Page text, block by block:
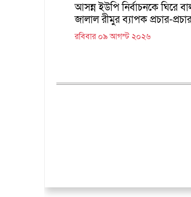
আসন্ন ইউপি নির্বাচনকে ঘিরে
জালাল রীমুর ব্যাপক প্রচার-
রবিবার ০৯ আগস্ট ২০২৬